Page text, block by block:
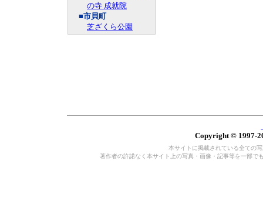
の寺 成就院
■市貝町
芝ざくら公園
Copyright © 1997-
本サイトに掲載されている全ての
著作者の許諾なく本サイト上の写真・画像・記事等を一部で